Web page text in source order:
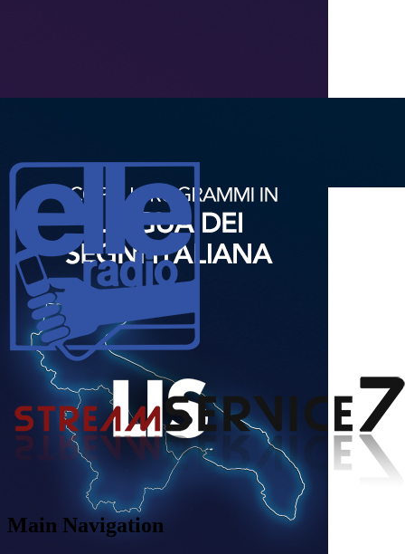
Main Navigation